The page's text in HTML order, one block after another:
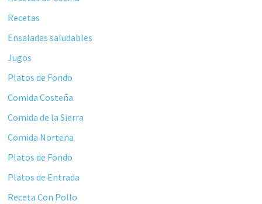
Recetas
Ensaladas saludables
Jugos
Platos de Fondo
Comida Costeña
Comida de la Sierra
Comida Nortena
Platos de Fondo
Platos de Entrada
Receta Con Pollo